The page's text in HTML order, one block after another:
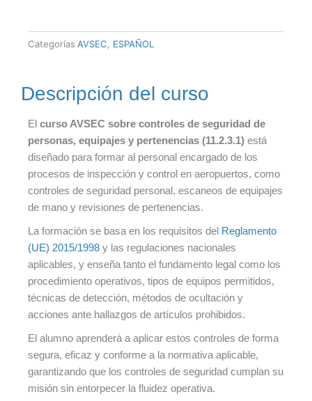
Categorías AVSEC ESPAÑOL
Descripción del curso
El curso AVSEC sobre controles de seguridad de
personas, equipajes y pertenencias (11.2.3.1) está
diseñado para formar al personal encargado de los
procesos de inspección y control en aeropuertos, como
controles de seguridad personal, escaneos de equipajes
de mano y revisiones de pertenencias.
La formación se basa en los requisitos del Reglamento
(UE) 2015/1998 y las regulaciones nacionales
aplicables, y enseña tanto el fundamento legal como los
procedimiento operativos, tipos de equipos permitidos,
técnicas de detección, métodos de ocultación y
acciones ante hallazgos de artículos prohibidos.
El alumno aprenderá a aplicar estos controles de forma
segura, eficaz y conforme a la normativa aplicable,
garantizando que los controles de seguridad cumplan su
misión sin entorpecer la fluidez operativa.